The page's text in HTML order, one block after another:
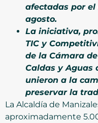
afectadas por el
agosto.
La iniciativa,
TIC y
de la Cámara
Caldas y Aguas
unieron a la
preservar la
La Alcaldía de
aproximadamente